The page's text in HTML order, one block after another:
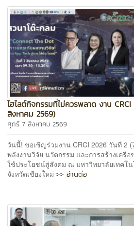
ไฮไลต์กิจกรรมที่ไม่ควรพลาด งาน
สิงหาคม 2569)
ศุกร์ 7 สิงหาคม 2569
วันนี้! ขอเชิญร่วมงาน CRCI 2026 วันที่ 2
พลังงานวิจัย นวัตกรรม และการสร้างเครือ
ใช้ประโยชน์สู่สังคม ณ มหาวิทยาลัยเทคโ
จังหวัดเชียงใหม่ >> อ่านต่อ